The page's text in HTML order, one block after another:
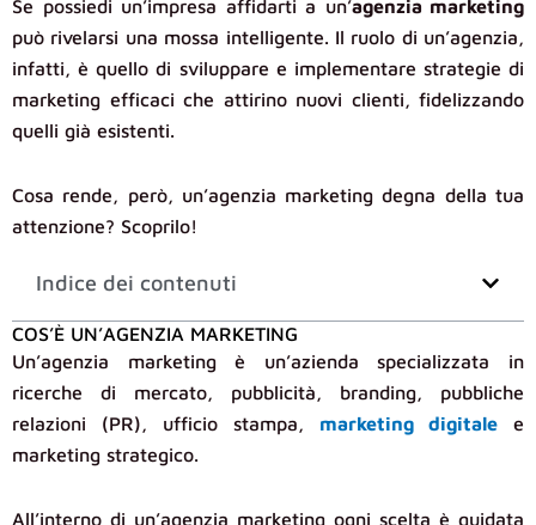
Se possiedi un’impresa affidarti a un’agenzia marketing
può rivelarsi una mossa intelligente. Il ruolo di un’agenzia,
infatti, è quello di sviluppare e implementare strategie di
marketing efficaci che attirino nuovi clienti, fidelizzando
quelli già esistenti.
Cosa rende, però, un’agenzia marketing degna della tua
attenzione? Scoprilo!
Indice dei contenuti
COS’È UN’AGENZIA MARKETING
Un’agenzia marketing è un’azienda specializzata in
ricerche di mercato, pubblicità, branding, pubbliche
relazioni (PR), ufficio stampa, marketing digitale e
marketing strategico.
All’interno di un’agenzia marketing ogni scelta è guidata